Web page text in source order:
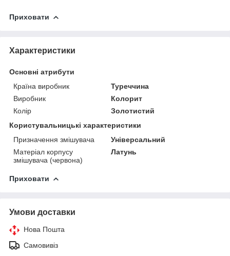
Приховати
Характеристики
Основні атрибути
Країна виробник
Туреччина
Виробник
Колорит
Колір
Золотистий
Користувальницькі характеристики
Призначення змішувача
Універсальний
Матеріал корпусу
змішувача (червона)
Латунь
Приховати
Умови доставки
Нова Пошта
Самовивіз